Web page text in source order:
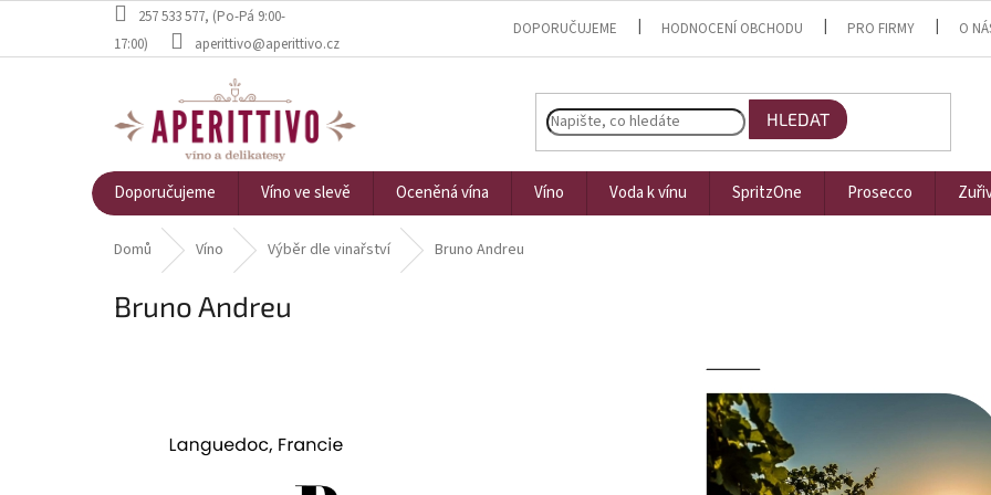
257 533 577, (Po-Pá 9:00-
17:00)
aperittivo@aperittivo.cz
DOPORUČUJEME HODNOCENÍ OBCHODU PRO FIRMY O
HLEDAT
Doporučujeme Víno ve slevě Oceněná vína Víno Voda k vínu SpritzOne Prosecco
Domů Víno Výběr dle vinařství Bruno Andreu
Bruno Andreu